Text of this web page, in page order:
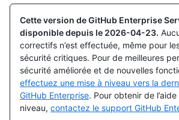
Cette version de GitHub Enterprise
disponible depuis le 2026-04-23.
correctifs n’est effectuée, même pour
sécurité critiques. Pour de meilleures
sécurité améliorée et de nouvelles
effectuez une mise à niveau vers la
GitHub Enterprise. Pour obtenir de
niveau, contactez le support GitHub